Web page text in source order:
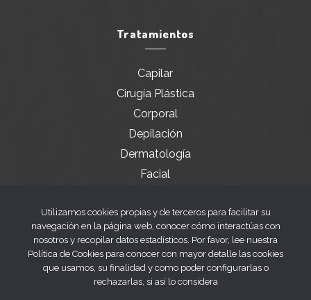
Tratamientos
Capilar
Cirugía Plástica
Corporal
Depilación
Dermatología
Facial
Legal
Aviso legal
Utilizamos cookies propias y de terceros para facilitar su
navegación en la página web, conocer cómo interactúas con
nosotros y recopilar datos estadísticos. Por favor, lee nuestra
Política de Cookies para conocer con mayor detalle las cookies
que usamos, su finalidad y como poder configurarlas o
rechazarlas, si así lo considera